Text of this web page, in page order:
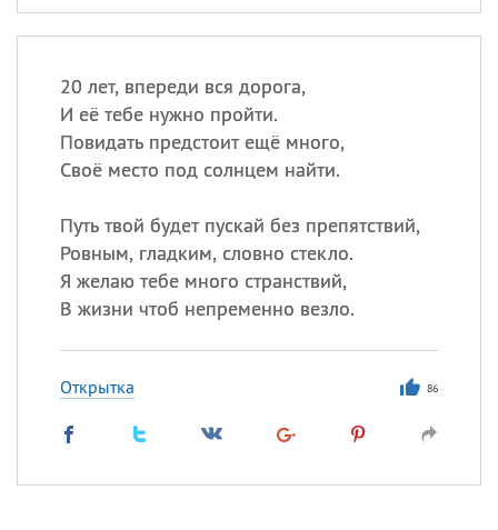
20 лет, впереди вся дорога,
И её тебе нужно пройти.
Повидать предстоит ещё много,
Своё место под солнцем найти.
Путь твой будет пускай без препятствий,
Ровным, гладким, словно стекло.
Я желаю тебе много странствий,
В жизни чтоб непременно везло.
Открытка 86